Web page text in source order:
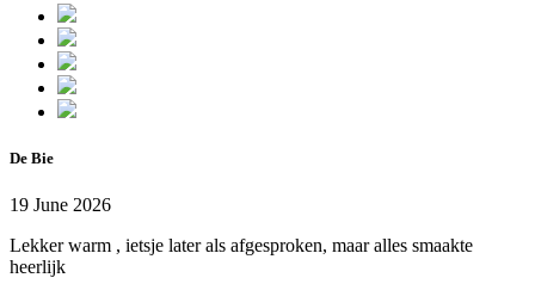
De Bie
19 June 2026
Lekker warm , ietsje later als afgesproken, maar alles smaakte
heerlijk